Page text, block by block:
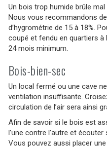
Un bois trop humide brûle
Nous vous recommandons
d’hygrométrie de 15 à 18%.
coupé et fendu en quartiers à
24 mois minimum.
Bois-bien-sec
Un local fermé ou une cave
ventilation insuffisante.
circulation de l’air sera ainsi
Afin de savoir si le bois est
l’une contre l’autre et
Vous pouvez aussi placer